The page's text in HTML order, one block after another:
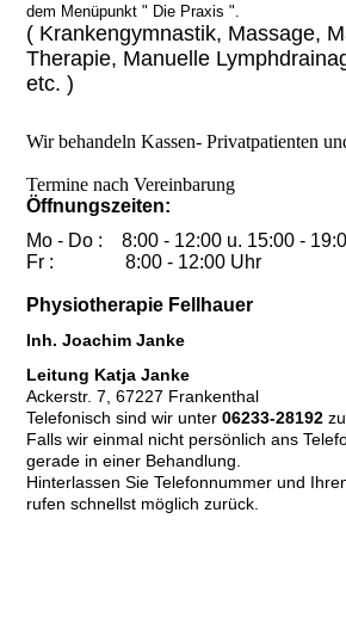
dem Menüpunkt " Die Praxis ".
( Krankengymnastik, Massage,
Therapie, Manuelle
etc. )
Wir behandeln Kassen- Privatpatienten
Termine nach Vereinbarung
Öffnungszeiten:
Mo - Do : 8:00 - 12:00 u. 15:00 -
Fr : 8:00 - 12:00 Uhr
Physiotherapie Fellhauer
Inh. Joachim Janke
Leitung Katja Janke
Ackerstr. 7, 67227 Frankenthal
Telefonisch sind wir unter06233-28192
Falls wir einmal nicht persönlich ans
gerade in einer Behandlung.
Hinterlassen Sie Telefonnummer und
rufen schnellst möglich zurück.